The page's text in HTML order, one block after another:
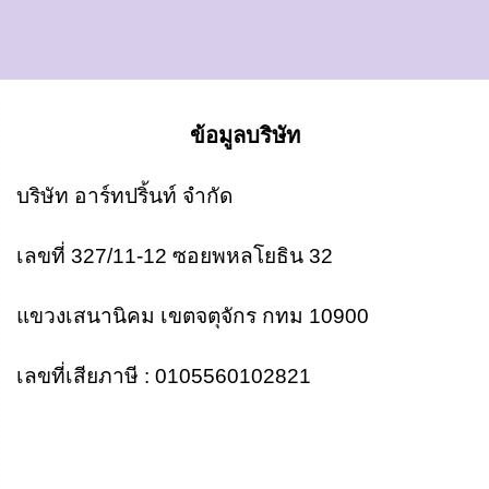
ข้อมูลบริษัท
บริษัท อาร์ทปริ้นท์ จำกัด
เลขที่ 327/11-12 ซอยพหลโยธิน 32
แขวงเสนานิคม เขตจตุจักร กทม 10900
เลขที่เสียภาษี : 0105560102821